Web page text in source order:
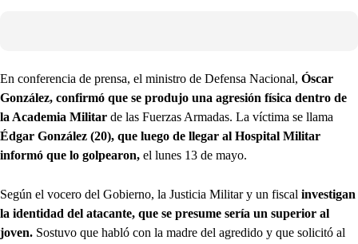
En conferencia de prensa, el ministro de Defensa Nacional, Óscar
González, confirmó que se produjo una agresión física dentro de
la Academia Militar de las Fuerzas Armadas. La víctima se llama
Édgar González (20), que luego de llegar al Hospital Militar
informó que lo golpearon, el lunes 13 de mayo.
Según el vocero del Gobierno, la Justicia Militar y un fiscal investigan
la identidad del atacante, que se presume sería un superior al
joven. Sostuvo que habló con la madre del agredido y que solicitó al